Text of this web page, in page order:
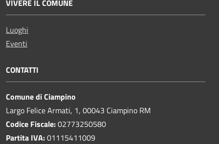
VIVERE IL COMUNE
Luoghi
Eventi
CONTATTI
Comune di Ciampino
Largo Felice Armati, 1, 00043 Ciampino RM
Codice Fiscale:02773250580
Partita IVA:01115411009